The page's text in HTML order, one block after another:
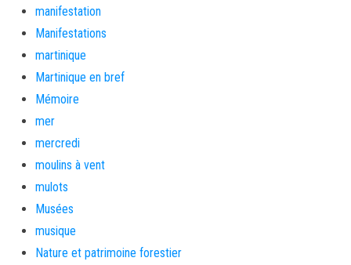
manifestation
Manifestations
martinique
Martinique en bref
Mémoire
mer
mercredi
moulins à vent
mulots
Musées
musique
Nature et patrimoine forestier